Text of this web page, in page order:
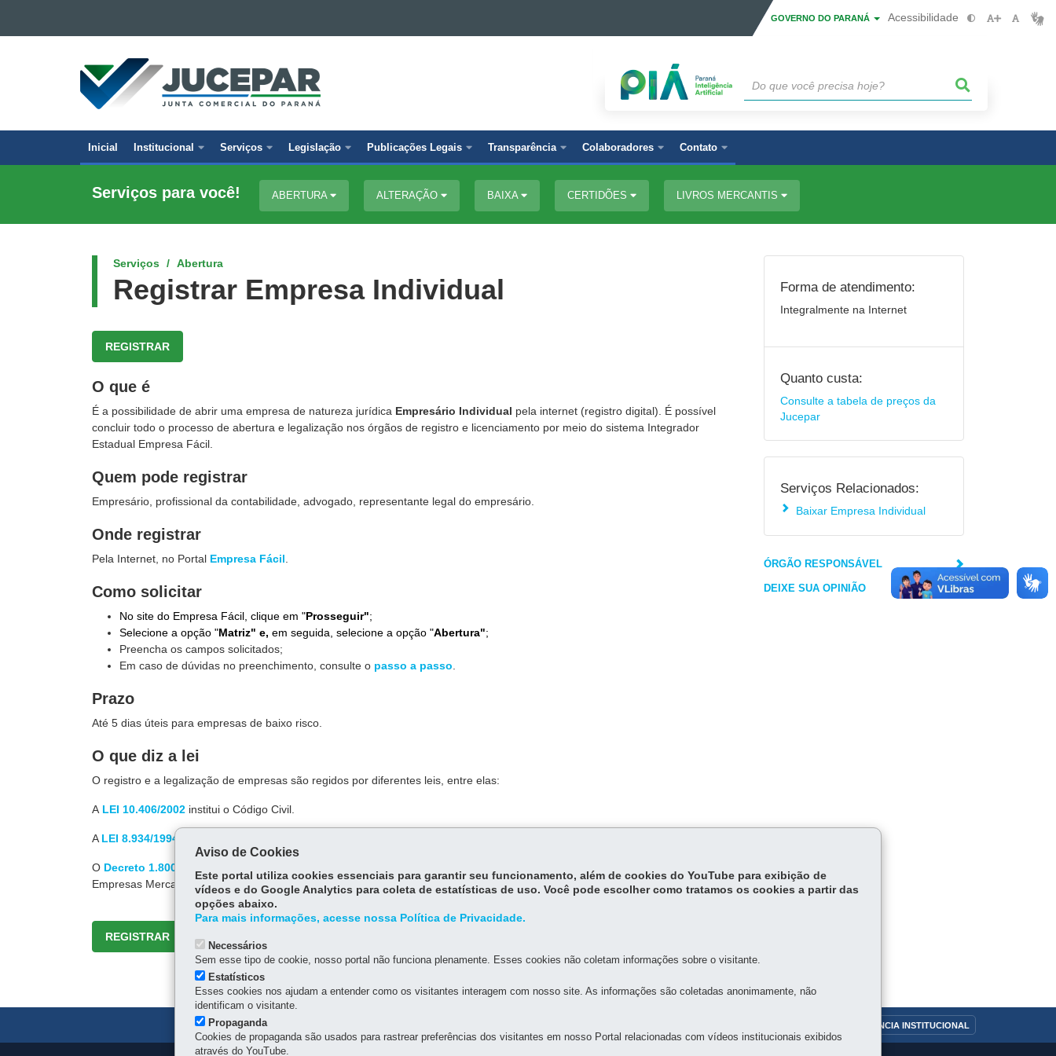
Ir para a busca
Mapa do site
GOVERNO DO PARANÁ Acessibilidade
JUNTA
COMERCIAL
DO
Navegação
principal
Inicial Institucional Serviços Legislação Publicações Legais Transparência Colaboradores Contato
Serviços para você! ABERTURA ALTERAÇÃO BAIXA CERTIDÕES LIVROS MERCANTIS
Serviços Abertura
Registrar Empresa Individual
REGISTRAR
O que é
É a possibilidade de abrir uma empresa de natureza jurídica Empresário Individual pela internet (registro digital). É possível
concluir todo o processo de abertura e legalização nos órgãos de registro e licenciamento por meio do sistema Integrador
Estadual Empresa Fácil.
Quem pode registrar
Empresário, profissional da contabilidade, advogado, representante legal do empresário.
Onde registrar
Pela Internet, no Portal Empresa Fácil
Como solicitar
No site do Empresa Fácil, clique em "Prosseguir";
Selecione a opção "Matriz" e, em seguida, selecione a opção "Abertura";
Preencha os campos solicitados;
Em caso de dúvidas no preenchimento, consulte o passo a passo
Prazo
Até 5 dias úteis para empresas de baixo risco.
O que diz a lei
O registro e a legalização de empresas são regidos por diferentes leis, entre elas:
A LEI 10.406/2002 institui o Código Civil.
A LEI 8.934/1994
O Decreto 1.800/1996
Empresas Mercantis e Atividades Afins e dá outras providências.
REGISTRAR
Forma de atendimento:
Integralmente na Internet
Quanto custa:
Consulte a tabela de preços da
Jucepar
Serviços Relacionados:
Baixar Empresa Individual
ÓRGÃO RESPONSÁVEL
DEIXE SUA OPINIÃO
TRANSPARÊNCIA INSTITUCIONAL
Aviso de Cookies
Este portal utiliza cookies essenciais para garantir seu funcionamento, além de cookies do YouTube para exibição de
vídeos e do Google Analytics para coleta de estatísticas de uso. Você pode escolher como tratamos os cookies a partir das
opções abaixo.
Para mais informações, acesse nossa Política de Privacidade.
Necessários
Sem esse tipo de cookie, nosso portal não funciona plenamente. Esses cookies não coletam informações sobre o visitante.
Estatísticos
Esses cookies nos ajudam a entender como os visitantes interagem com nosso site. As informações são coletadas anonimamente, não
identificam o visitante.
Propaganda
Cookies de propaganda são usados para rastrear preferências dos visitantes em nosso Portal relacionadas com vídeos institucionais exibidos
através do YouTube.